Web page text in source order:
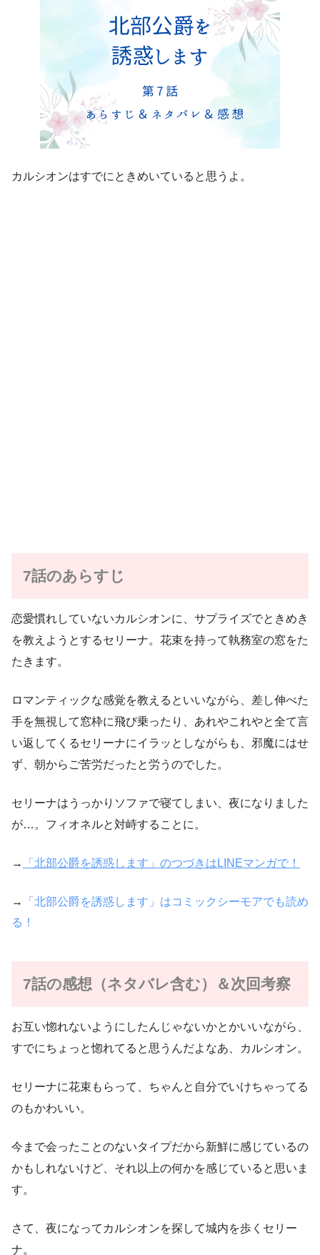
カルシオンはすでにときめいていると思うよ。
7話のあらすじ
恋愛慣れしていないカルシオンに、サプライズでときめき
を教えようとするセリーナ。花束を持って執務室の窓をた
たきます。
ロマンティックな感覚を教えるといいながら、差し伸べた
手を無視して窓枠に飛び乗ったり、あれやこれやと全て言
い返してくるセリーナにイラッとしながらも、邪魔にはせ
ず、朝からご苦労だったと労うのでした。
セリーナはうっかりソファで寝てしまい、夜になりました
が…。フィオネルと対峙することに。
→ 「北部公爵を誘惑します」のつづきはLINEマンガで！
→
「北部公爵を誘惑します」はコミックシーモアでも読め
る！
7話の感想（ネタバレ含む）＆次回考察
お互い惚れないようにしたんじゃないかとかいいながら、
すでにちょっと惚れてると思うんだよなあ、カルシオン。
セリーナに花束もらって、ちゃんと自分でいけちゃってる
のもかわいい。
今まで会ったことのないタイプだから新鮮に感じているの
かもしれないけど、それ以上の何かを感じていると思いま
す。
さて、夜になってカルシオンを探して城内を歩くセリー
ナ。